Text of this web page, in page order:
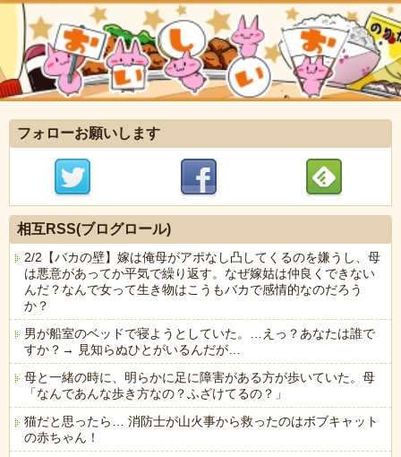
フォローお願いします
相互RSS(ブログロール)
2/2【バカの壁】嫁は俺母がアポなし凸してくるのを嫌うし、母
は悪意があってか平気で繰り返す。なぜ嫁姑は仲良くできない
んだ？なんで女って生き物はこうもバカで感情的なのだろう
か？
男が船室のベッドで寝ようとしていた。…えっ？あなたは誰で
すか？→ 見知らぬひとがいるんだが…
母と一緒の時に、明らかに足に障害がある方が歩いていた。母
「なんであんな歩き方なの？ふざけてるの？」
猫だと思ったら… 消防士が山火事から救ったのはボブキャット
の赤ちゃん！